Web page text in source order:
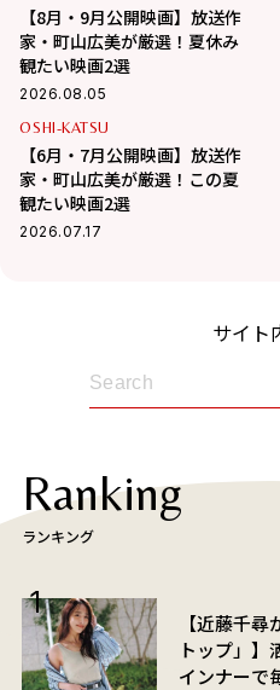
【8月・9月公開映画】放送作
家・町山広美が厳選！夏休み
観たい映画2選
2026.08.05
OSHI-KATSU
【6月・7月公開映画】放送作
家・町山広美が厳選！この夏
観たい映画2選
2026.07.17
サイト
Ranking
ランキング
【近藤千
トップ」】
インナーで